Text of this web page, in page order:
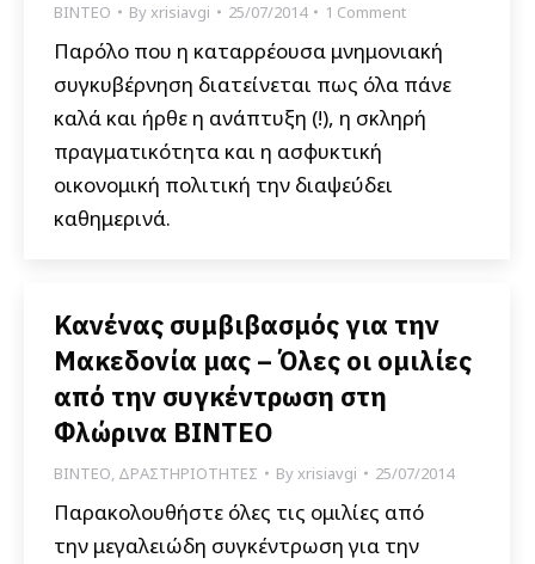
ΒΙΝΤΕΟ Byxrisiavgi 25/07/2014 1 Comment
Παρόλο που η καταρρέουσα μνημονιακή
συγκυβέρνηση διατείνεται πως όλα πάνε
καλά και ήρθε η ανάπτυξη (!), η σκληρή
πραγματικότητα και η ασφυκτική
οικονομική πολιτική την διαψεύδει
καθημερινά.
Κανένας συμβιβασμός για την
Μακεδονία μας – Όλες οι ομιλίες
από την συγκέντρωση στη
Φλώρινα ΒΙΝΤΕΟ
ΒΙΝΤΕΟ, ΔΡΑΣΤΗΡΙΟΤΗΤΕΣ Byxrisiavgi 25/07/2014
Παρακολουθήστε όλες τις ομιλίες από
την μεγαλειώδη συγκέντρωση για την